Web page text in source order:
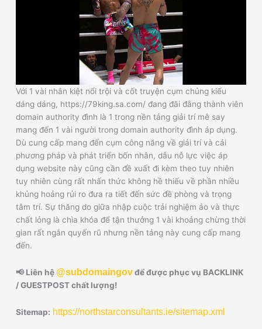
Với 1 vài nhân kiệt nổi trội và cốt truyện cụm chủng kiểu
dáng dáng, https://79king.sa.com/ đang đãi đằng thành viên
domain authority đình là 1 trong nền tảng giải trí mê say
mang đến 1 vài người trong domain authority đình áp dụng.
Dù cung cấp mang đến cụm công năng về giải trí và cải
phương pháp và phát triển bốn nhân, dẫu nỗ lực việc áp
dụng website này cũng cần đề xuất đi kèm theo tuy nhiên
tuy nhiên cùng rất nhấn thức không hề thiếu về phần nhiều
khủng hoảng rủi ro đưa ra tiết đến sức đề phòng và trọng
tâm trí. Sự thăng do giữa nhập cuộc trải nghiệm ảo và thực
chất lỏng là chìa khóa để tận thưởng 1 vài khoảng chừng thời
gian rất ngắn quyến rũ nhưng nền tảng này cung cấp mang
đến.
📢 Liên hệ @subdomaingovđể được phục vụ BACKLINK
/ GUESTPOST chất lượng!
Sitemap: https://northstarconsultants.ie/sitemap.xml